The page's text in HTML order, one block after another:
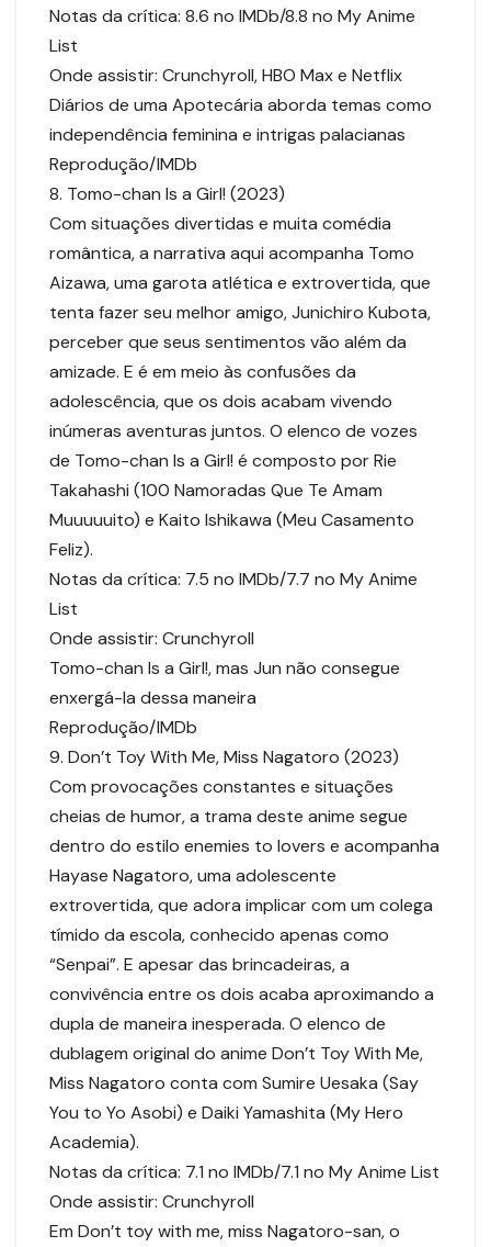
Notas da crítica: 8.6 no IMDb/8.8 no My Anime
List
Onde assistir: Crunchyroll, HBO Max e Netflix
Diários de uma Apotecária aborda temas como
independência feminina e intrigas palacianas
Reprodução/IMDb
8. Tomo-chan Is a Girl! (2023)
Com situações divertidas e muita comédia
romântica, a narrativa aqui acompanha Tomo
Aizawa, uma garota atlética e extrovertida, que
tenta fazer seu melhor amigo, Junichiro Kubota,
perceber que seus sentimentos vão além da
amizade. E é em meio às confusões da
adolescência, que os dois acabam vivendo
inúmeras aventuras juntos. O elenco de vozes
de Tomo-chan Is a Girl! é composto por Rie
Takahashi (100 Namoradas Que Te Amam
Muuuuuito) e Kaito Ishikawa (Meu Casamento
Feliz).
Notas da crítica: 7.5 no IMDb/7.7 no My Anime
List
Onde assistir: Crunchyroll
Tomo-chan Is a Girl!, mas Jun não consegue
enxergá-la dessa maneira
Reprodução/IMDb
9. Don’t Toy With Me, Miss Nagatoro (2023)
Com provocações constantes e situações
cheias de humor, a trama deste anime segue
dentro do estilo enemies to lovers e acompanha
Hayase Nagatoro, uma adolescente
extrovertida, que adora implicar com um colega
tímido da escola, conhecido apenas como
“Senpai”. E apesar das brincadeiras, a
convivência entre os dois acaba aproximando a
dupla de maneira inesperada. O elenco de
dublagem original do anime Don’t Toy With Me,
Miss Nagatoro conta com Sumire Uesaka (Say
You to Yo Asobi) e Daiki Yamashita (My Hero
Academia).
Notas da crítica: 7.1 no IMDb/7.1 no My Anime List
Onde assistir: Crunchyroll
Em Don’t toy with me, miss Nagatoro-san, o